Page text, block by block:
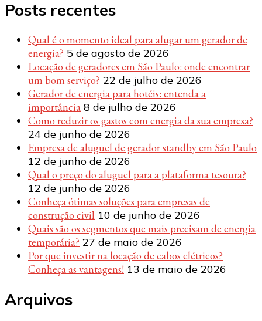
Posts recentes
Qual é o momento ideal para alugar um gerador de
energia? 5 de agosto de 2026
Locação de geradores em São Paulo: onde encontrar
um bom serviço? 22 de julho de 2026
Gerador de energia para hotéis: entenda a
importância 8 de julho de 2026
Como reduzir os gastos com energia da sua empresa?
24 de junho de 2026
Empresa de aluguel de gerador standby em São Paulo
12 de junho de 2026
Qual o preço do aluguel para a plataforma tesoura?
12 de junho de 2026
Conheça ótimas soluções para empresas de
construção civil 10 de junho de 2026
Quais são os segmentos que mais precisam de energia
temporária? 27 de maio de 2026
Por que investir na locação de cabos elétricos?
Conheça as vantagens! 13 de maio de 2026
Arquivos